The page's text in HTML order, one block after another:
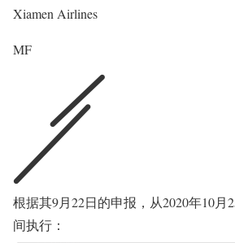
Xiamen Airlines
MF
根据其9月22日的申报，从2020年10月
间执行：